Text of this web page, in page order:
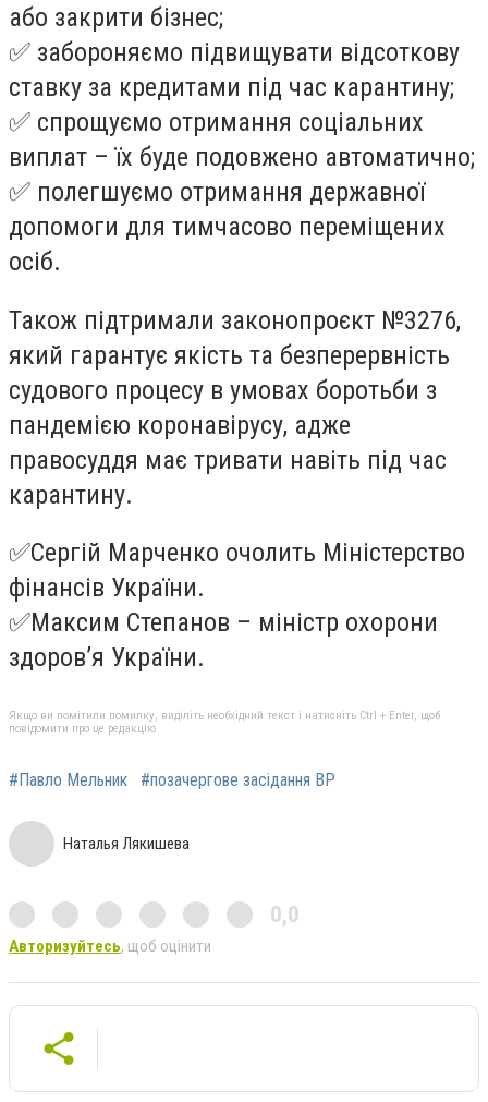
або закрити бізнес;
✅ забороняємо підвищувати відсоткову
ставку за кредитами під час карантину;
✅ спрощуємо отримання соціальних
виплат – їх буде подовжено автоматично;
✅ полегшуємо отримання державної
допомоги для тимчасово переміщених
осіб.
Також підтримали законопроєкт №3276,
який гарантує якість та безперервність
судового процесу в умовах боротьби з
пандемією коронавірусу, адже
правосуддя має тривати навіть під час
карантину.
✅Сергій Марченко очолить Міністерство
фінансів України.
✅Максим Степанов – міністр охорони
здоров’я України.
Якщо ви помітили помилку, виділіть необхідний текст і натисніть Ctrl + Enter, щоб
повідомити про це редакцію
#Павло Мельник #позачергове засідання ВР
Наталья Лякишева
0,0
Авторизуйтесь, щоб оцінити